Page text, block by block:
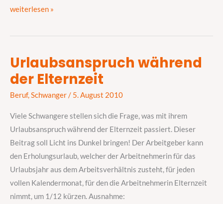
weiterlesen »
Urlaubsanspruch während
der Elternzeit
Beruf,Schwanger/ 5. August 2010
Viele Schwangere stellen sich die Frage, was mit ihrem
Urlaubsanspruch während der Elternzeit passiert. Dieser
Beitrag soll Licht ins Dunkel bringen! Der Arbeitgeber kann
den Erholungsurlaub, welcher der Arbeitnehmerin für das
Urlaubsjahr aus dem Arbeitsverhältnis zusteht, für jeden
vollen Kalendermonat, für den die Arbeitnehmerin Elternzeit
nimmt, um 1/12 kürzen. Ausnahme:
Urlaubsanspruch
während
Elternzeit